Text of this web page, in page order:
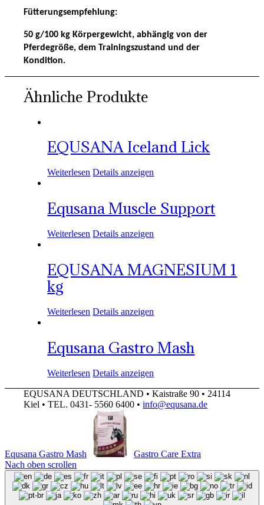
Fütterungsempfehlung:
50 g/100 kg Körpergewicht, abhängig von der
Pferdegröße, dem Trainingszustand und der
Kondition.
Ähnliche Produkte
EQUSANA Iceland Lick
Weiterlesen Details anzeigen
Equsana Muscle Support
Weiterlesen Details anzeigen
EQUSANA MAGNESIUM 1
kg
Weiterlesen Details anzeigen
Equsana Gastro Mash
Weiterlesen Details anzeigen
EQUSANA DEUTSCHLAND • Kaistraße 90 • 24114
Kiel • TEL. 0431- 5560 6400 •info@equsana.de
Equsana Gastro Mash
Gastro Care Extra
Nach oben scrollen